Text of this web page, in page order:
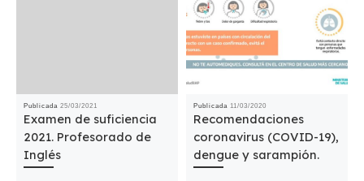
Publicada 25/03/2021
Examen de suficiencia
2021. Profesorado de
Inglés
Publicada 11/03/2020
Recomendaciones
coronavirus (COVID-19),
dengue y sarampión.